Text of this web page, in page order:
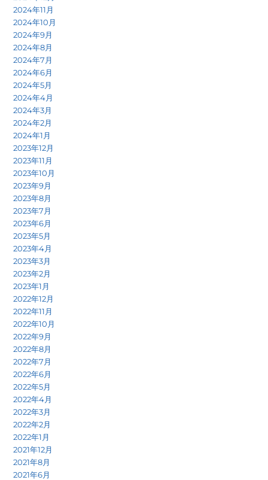
2024年11月
2024年10月
2024年9月
2024年8月
2024年7月
2024年6月
2024年5月
2024年4月
2024年3月
2024年2月
2024年1月
2023年12月
2023年11月
2023年10月
2023年9月
2023年8月
2023年7月
2023年6月
2023年5月
2023年4月
2023年3月
2023年2月
2023年1月
2022年12月
2022年11月
2022年10月
2022年9月
2022年8月
2022年7月
2022年6月
2022年5月
2022年4月
2022年3月
2022年2月
2022年1月
2021年12月
2021年8月
2021年6月